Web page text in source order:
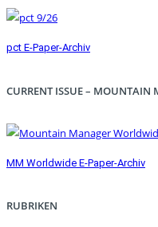
pct E-Paper-Archiv
CURRENT ISSUE – MOUNTAIN
MM Worldwide E-Paper-Archiv
RUBRIKEN